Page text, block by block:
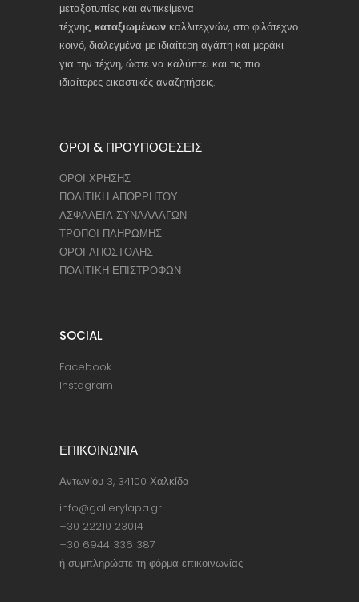
μεταξοτυπίες και αντικείμενα
τέχνης, καταξιωμένων καλλιτεχνών, στο φιλότεχνο
κοινό, διαλεγμένα με ιδιαίτερη αγάπη και μεράκι
για την τέχνη, ώστε να καλύπτει και τις πιο
ιδιαίτερες εικαστικές αναζητήσεις.
ΟΡΟΙ & ΠΡΟΥΠΟΘΕΣΕΙΣ
ΟΡΟΙ ΧΡΗΣΗΣ
ΠΟΛΙΤΙΚΗ ΑΠΟΡΡΗΤΟΥ
ΑΣΦΑΛΕΙΑ ΣΥΝΑΛΛΑΓΩΝ
ΤΡΟΠΟΙ ΠΛΗΡΩΜΗΣ
ΟΡΟΙ ΑΠΟΣΤΟΛΗΣ
ΠΟΛΙΤΙΚΗ ΕΠΙΣΤΡΟΦΩΝ
SOCIAL
Facebook
Instagram
ΕΠΙΚΟΙΝΩΝΙΑ
Αντωνίου 3, 34100 Χαλκίδα
info@gallerylapa.gr
+30 22210 23014
+30 6944 336 387
ή συμπληρώστε τη φόρμα επικοινωνίας